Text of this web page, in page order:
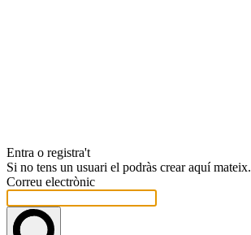
Entra o registra't
Si no tens un usuari el podràs crear aquí mateix.
Correu electrònic